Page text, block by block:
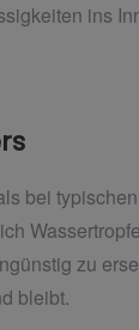
ins
bei
zu
bleibt.